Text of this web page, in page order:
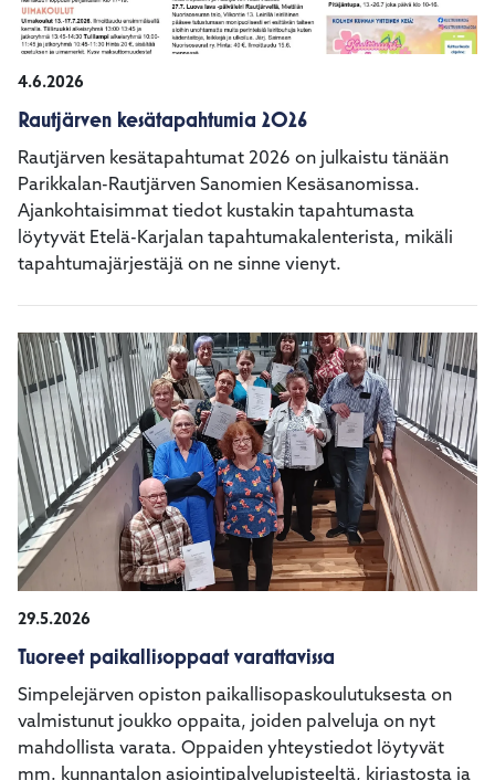
4.6.2026
Rautjärven kesätapahtumia 2026
Rautjärven kesätapahtumat 2026 on julkaistu tänään
Parikkalan-Rautjärven Sanomien Kesäsanomissa.
Ajankohtaisimmat tiedot kustakin tapahtumasta
löytyvät Etelä-Karjalan tapahtumakalenterista, mikäli
tapahtumajärjestäjä on ne sinne vienyt.
29.5.2026
Tuoreet paikallisoppaat varattavissa
Simpelejärven opiston paikallisopaskoulutuksesta on
valmistunut joukko oppaita, joiden palveluja on nyt
mahdollista varata. Oppaiden yhteystiedot löytyvät
mm. kunnantalon asiointipalvelupisteeltä, kirjastosta ja